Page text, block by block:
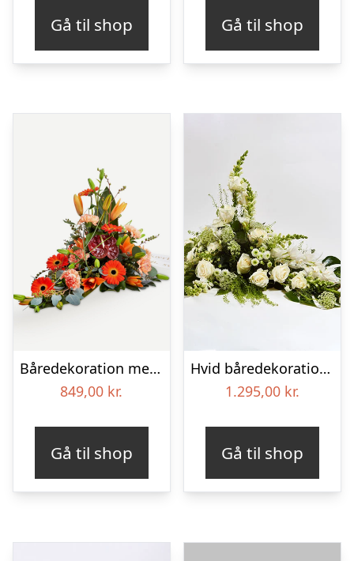
Gå til shop Gå til shop
Båredekoration med bånd
849,00 kr.
Gå til shop
Hvid båredekoration – Blomster til begravelse
1.295,00 kr.
Gå til shop